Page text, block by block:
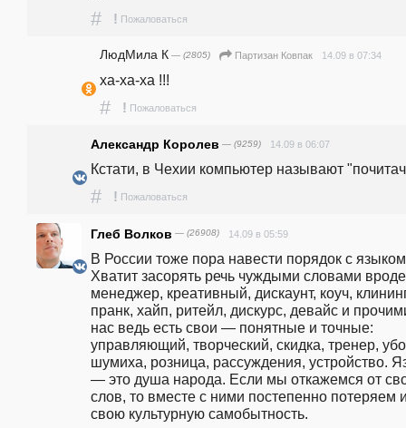
# ! Пожаловаться
ЛюдМила К — (2805) Партизан Ковпак 14.09 в 07:34
ха-ха-ха !!!
# ! Пожаловаться
Александр Королев — (9259) 14.09 в 06:07
Кстати, в Чехии компьютер называют
# ! Пожаловаться
Глеб Волков — (26908) 14.09 в 05:59
В России тоже пора навести порядок с
Хватит засорять речь чуждыми словами вроде
менеджер, креативный, дискаунт, коуч,
пранк, хайп, ритейл, дискурс, девайс и
нас ведь есть свои — понятные и точные:
управляющий, творческий, скидка, тренер,
шумиха, розница, рассуждения, устройство.
— это душа народа. Если мы откажемся от
слов, то вместе с ними постепенно потеряем
свою культурную самобытность.